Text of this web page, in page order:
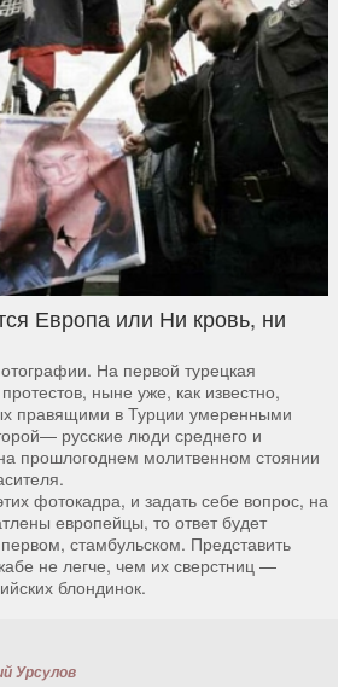
Европа или Ни кровь, ни
На первой турецкая
ныне уже, как известно,
правящими в Турции умеренными
русские люди среднего и
прошлогоднем молитвенном стоянии
фотокадра, и задать себе вопрос, на
европейцы, то ответ будет
стамбульском. Представить
не легче, чем их сверстниц —
блондинок.
Урсулов